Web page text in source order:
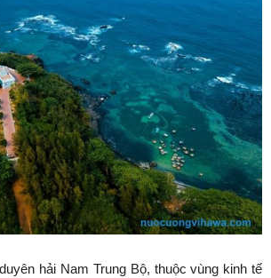
hải Nam Trung Bộ, thuộc vùng kinh tế